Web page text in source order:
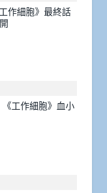
作細胞》最終話
工作細胞》血小